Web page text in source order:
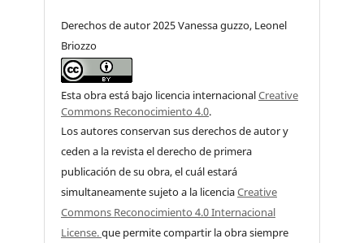
Derechos de autor 2025 Vanessa guzzo, Leonel
Briozzo
Esta obra está bajo licencia internacionalCreative
Commons Reconocimiento 4.0.
Los autores conservan sus derechos de autor y
ceden a la revista el derecho de primera
publicación de su obra, el cuál estará
simultaneamente sujeto a la licenciaCreative
Commons Reconocimiento 4.0 Internacional
License.que permite compartir la obra siempre